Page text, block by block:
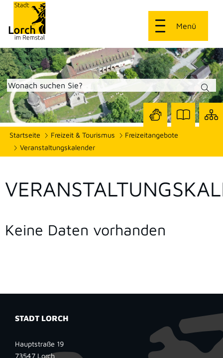
Menü
Startseite Freizeit & Tourismus
Freizeitangebote
Veranstaltungskalender
Seite
Seite
Keine Daten vorhanden
STADT LORCH
Hauptstraße 19
73547 Lorch